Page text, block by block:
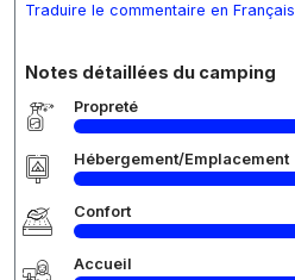
Traduire le commentaire en Français
Notes détaillées du camping
Propreté
Hébergement/Emplacement
Confort
Accueil